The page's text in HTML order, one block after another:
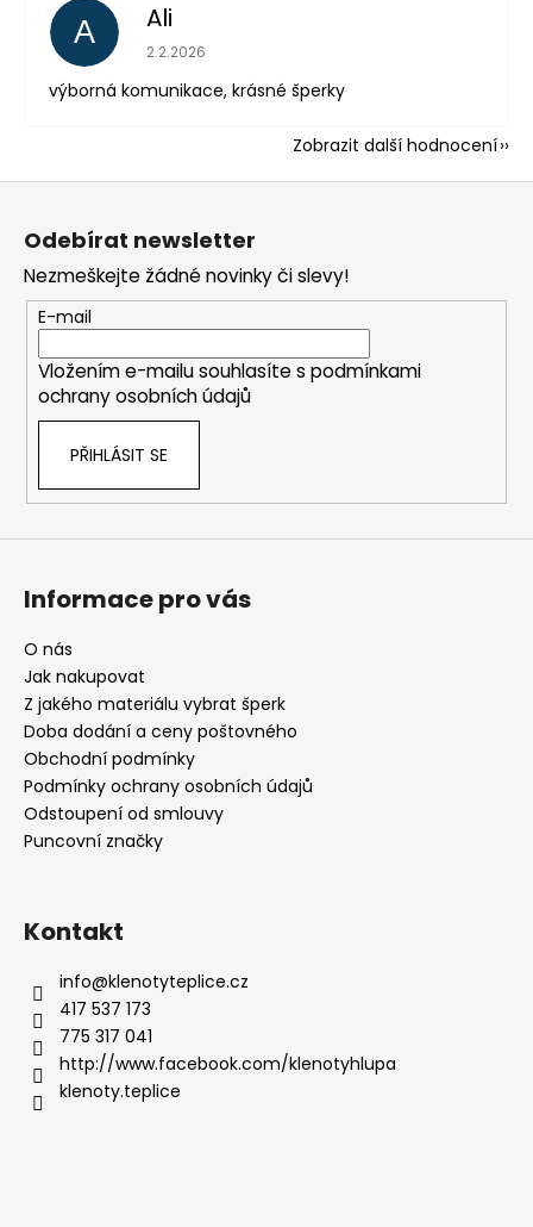
A Ali
Hodnocení obchodu je 5 z 5 hvězdiček.
2.2.2026
výborná komunikace, krásné šperky
Zobrazit další hodnocení
Z
Odebírat newsletter
Nezmeškejte žádné novinky či slevy!
E-mail
Vložením e-mailu souhlasíte s podmínkami
ochrany osobních údajů
PŘIHLÁSIT SE
Informace pro vás
O nás
Jak nakupovat
Z jakého materiálu vybrat šperk
Doba dodání a ceny poštovného
Obchodní podmínky
Podmínky ochrany osobních údajů
Odstoupení od smlouvy
Puncovní značky
Kontakt
info@klenotyteplice.cz
417 537 173
775 317 041
http://www.facebook.com/klenotyhlupa
klenoty.teplice